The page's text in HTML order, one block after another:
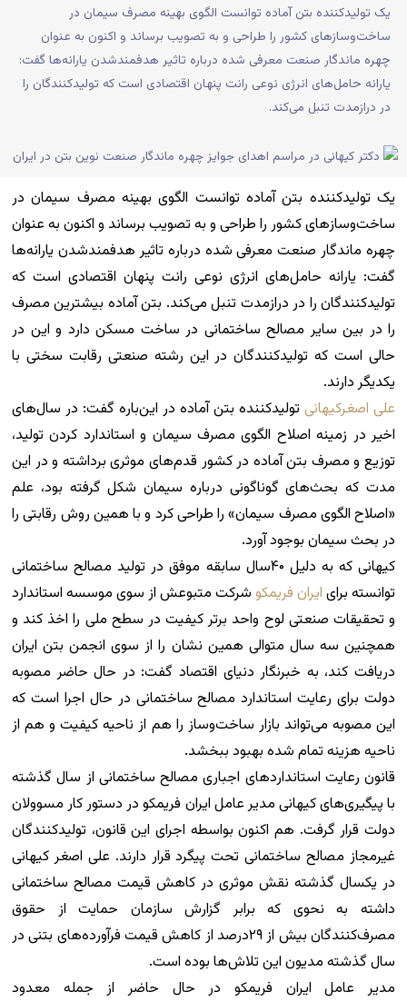
یک تولیدکننده بتن آماده توانست الگوی بهینه مصرف سیمان در
ساخت‌وسازهای کشور را طراحی و به تصویب برساند و اکنون به عنوان
چهره ماندگار صنعت معرفی شده درباره تاثیر هدفمندشدن یارانه‌ها گفت:
یارانه حامل‌های انرژی نوعی رانت پنهان اقتصادی است که تولیدکنندگان را
در درازمدت تنبل می‌کند.
یک تولیدکننده بتن آماده توانست الگوی بهینه مصرف سیمان در
ساخت‌وسازهای کشور را طراحی و به تصویب برساند و اکنون به عنوان
چهره ماندگار صنعت معرفی شده درباره تاثیر هدفمندشدن یارانه‌ها
گفت: یارانه حامل‌های انرژی نوعی رانت پنهان اقتصادی است که
تولیدکنندگان را در درازمدت تنبل می‌کند. بتن آماده بیشترین مصرف
را در بین سایر مصالح ساختمانی در ساخت مسکن دارد و این در
حالی است که تولیدکنندگان در این رشته صنعتی رقابت سختی با
یکدیگر دارند.
علی اصغرکیهانی تولیدکننده بتن آماده در این‌باره گفت: در سال‌های
اخیر در زمینه اصلاح الگوی مصرف سیمان و استاندارد کردن تولید،
توزیع و مصرف بتن آماده در کشور قدم‌های موثری برداشته و در این
مدت که بحث‌های گوناگونی درباره سیمان شکل گرفته بود، علم
«اصلاح الگوی مصرف سیمان» را طراحی کرد و با همین روش رقابتی را
در بحث سیمان بوجود آورد.
کیهانی که به دلیل ۴۰‌سال سابقه موفق در تولید مصالح ساختمانی
توانسته برای ایران فریمکو شرکت متبوعش از سوی موسسه استاندارد
و تحقیقات صنعتی لوح واحد برتر کیفیت در سطح ملی را اخذ کند و
همچنین سه سال متوالی همین نشان را از سوی انجمن بتن ایران
دریافت کند، به خبرنگار دنیای اقتصاد گفت: در حال حاضر مصوبه
دولت برای رعایت استاندارد مصالح ساختمانی در حال اجرا است که
این مصوبه می‌تواند بازار ساخت‌وساز را هم از ناحیه کیفیت و هم از
ناحیه هزینه تمام شده بهبود ببخشد.
قانون رعایت استانداردهای اجباری مصالح ساختمانی از سال گذشته
با پیگیری‌های کیهانی مدیر عامل ایران فریمکو در دستور کار مسوولان
دولت قرار گرفت. هم اکنون بواسطه اجرای این قانون، تولیدکنندگان
غیرمجاز مصالح ساختمانی تحت پیگرد قرار دارند. علی اصغر کیهانی
در یکسال گذشته نقش موثری در کاهش قیمت مصالح ساختمانی
داشته به نحوی که برابر گزارش سازمان حمایت از حقوق
مصرف‌کنندگان بیش از ۲۹درصد از کاهش قیمت فرآورده‌های بتنی در
سال گذشته مدیون این تلاش‌ها بوده است.
مدیر عامل ایران فریمکو در حال حاضر از جمله معدود